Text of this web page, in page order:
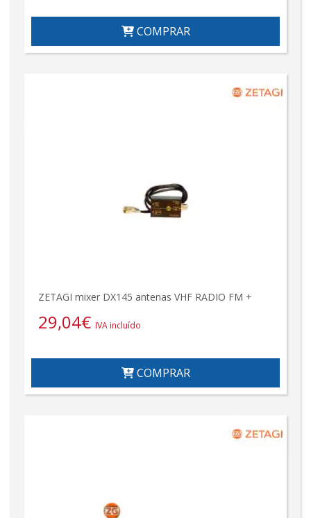
COMPRAR
ZETAGI mixer DX145 antenas VHF RADIO FM +
29,04€ IVA incluído
COMPRAR